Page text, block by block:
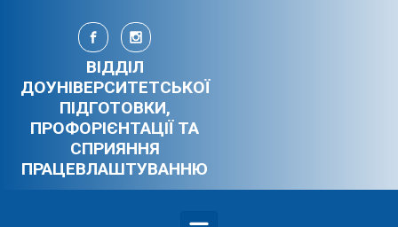
Skip to main content
ВІДДІЛ
ДОУНІВЕРСИТЕТСЬКОЇ
ПІДГОТОВКИ,
ПРОФОРІЄНТАЦІЇ ТА
СПРИЯННЯ
ПРАЦЕВЛАШТУВАННЮ